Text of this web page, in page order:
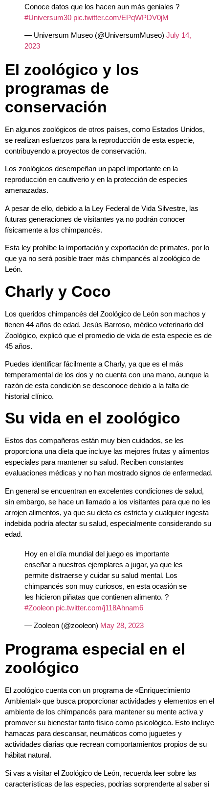
Conoce datos que los hacen aun más geniales ?
#Universum30 pic.twitter.com/EPqWPDV0jM
— Universum Museo (@UniversumMuseo) July 14,
2023
El zoológico y los
programas de
conservación
En algunos zoológicos de otros países, como Estados Unidos,
se realizan esfuerzos para la reproducción de esta especie,
contribuyendo a proyectos de conservación.
Los zoológicos desempeñan un papel importante en la
reproducción en cautiverio y en la protección de especies
amenazadas.
A pesar de ello, debido a la Ley Federal de Vida Silvestre, las
futuras generaciones de visitantes ya no podrán conocer
físicamente a los chimpancés.
Esta ley prohíbe la importación y exportación de primates, por lo
que ya no será posible traer más chimpancés al zoológico de
León.
Charly y Coco
Los queridos chimpancés del Zoológico de León son machos y
tienen 44 años de edad. Jesús Barroso, médico veterinario del
Zoológico, explicó que el promedio de vida de esta especie es de
45 años.
Puedes identificar fácilmente a Charly, ya que es el más
temperamental de los dos y no cuenta con una mano, aunque la
razón de esta condición se desconoce debido a la falta de
historial clínico.
Su vida en el zoológico
Estos dos compañeros están muy bien cuidados, se les
proporciona una dieta que incluye las mejores frutas y alimentos
especiales para mantener su salud. Reciben constantes
evaluaciones médicas y no han mostrado signos de enfermedad.
En general se encuentran en excelentes condiciones de salud,
sin embargo, se hace un llamado a los visitantes para que no les
arrojen alimentos, ya que su dieta es estricta y cualquier ingesta
indebida podría afectar su salud, especialmente considerando su
edad.
Hoy en el día mundial del juego es importante
enseñar a nuestros ejemplares a jugar, ya que les
permite distraerse y cuidar su salud mental. Los
chimpancés son muy curiosos, en esta ocasión se
les hicieron piñatas que contienen alimento. ?
#Zooleon pic.twitter.com/j118Ahnam6
— Zooleon (@zooleon) May 28, 2023
Programa especial en el
zoológico
El zoológico cuenta con un programa de «Enriquecimiento
Ambiental» que busca proporcionar actividades y elementos en el
ambiente de los chimpancés para mantener su mente activa y
promover su bienestar tanto físico como psicológico. Esto incluye
hamacas para descansar, neumáticos como juguetes y
actividades diarias que recrean comportamientos propios de su
hábitat natural.
Si vas a visitar el Zoológico de León, recuerda leer sobre las
características de las especies, podrías sorprenderte al saber si